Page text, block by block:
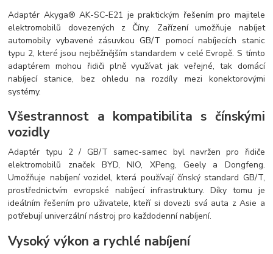
Adaptér Akyga® AK-SC-E21 je praktickým řešením pro majitele
elektromobilů dovezených z Číny. Zařízení umožňuje nabíjet
automobily vybavené zásuvkou GB/T pomocí nabíjecích stanic
typu 2, které jsou nejběžnějším standardem v celé Evropě. S tímto
adaptérem mohou řidiči plně využívat jak veřejné, tak domácí
nabíjecí stanice, bez ohledu na rozdíly mezi konektorovými
systémy.
Všestrannost a kompatibilita s čínskými
vozidly
Adaptér typu 2 / GB/T samec-samec byl navržen pro řidiče
elektromobilů značek BYD, NIO, XPeng, Geely a Dongfeng.
Umožňuje nabíjení vozidel, která používají čínský standard GB/T,
prostřednictvím evropské nabíjecí infrastruktury. Díky tomu je
ideálním řešením pro uživatele, kteří si dovezli svá auta z Asie a
potřebují univerzální nástroj pro každodenní nabíjení.
Vysoký výkon a rychlé nabíjení